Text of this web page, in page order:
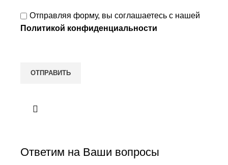
Отправляя форму, вы соглашаетесь с нашей
Политикой конфиденциальности
Ответим на Ваши вопросы